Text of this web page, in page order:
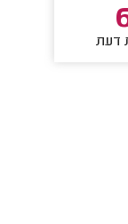
דעת